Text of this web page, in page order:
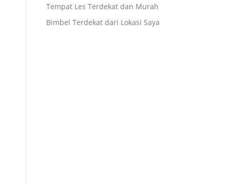
Tempat Les Terdekat dan Murah
Bimbel Terdekat dari Lokasi Saya